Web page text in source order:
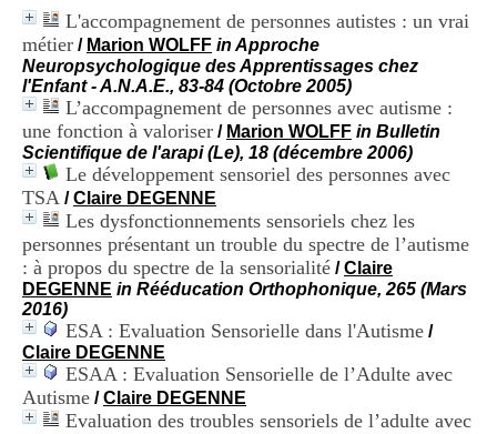
L'accompagnement de personnes autistes : un vrai
métier / Marion WOLFF in Approche
Neuropsychologique des Apprentissages chez
l'Enfant - A.N.A.E., 83-84 (Octobre 2005)
L’accompagnement de personnes avec autisme :
une fonction à valoriser / Marion WOLFF in Bulletin
Scientifique de l'arapi (Le), 18 (décembre 2006)
Le développement sensoriel des personnes avec
TSA /Claire DEGENNE
Les dysfonctionnements sensoriels chez les
personnes présentant un trouble du spectre de l’autisme
: à propos du spectre de la sensorialité /Claire
DEGENNE in Rééducation Orthophonique, 265 (Mars
2016)
ESA : Evaluation Sensorielle dans l'Autisme /
Claire DEGENNE
ESAA : Evaluation Sensorielle de l’Adulte avec
Autisme /Claire DEGENNE
Evaluation des troubles sensoriels de l’adulte avec
e
D
o
c
u
m
e
n
t
a
t
i
o
n
u
R
A
R
h